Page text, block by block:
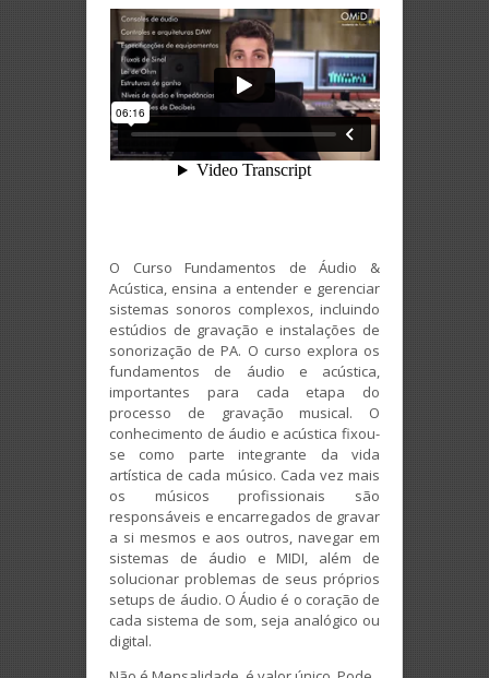
O Curso Fundamentos de Áudio &
Acústica, ensina a entender e gerenciar
sistemas sonoros complexos, incluindo
estúdios de gravação e instalações de
sonorização de PA. O curso explora os
fundamentos de áudio e acústica,
importantes para cada etapa do
processo de gravação musical. O
conhecimento de áudio e acústica fixou-
se como parte integrante da vida
artística de cada músico. Cada vez mais
os músicos profissionais são
responsáveis e encarregados de gravar
a si mesmos e aos outros, navegar em
sistemas de áudio e MIDI, além de
solucionar problemas de seus próprios
setups de áudio. O Áudio é o coração de
cada sistema de som, seja analógico ou
digital.